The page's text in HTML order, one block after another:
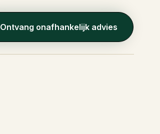
Ontvang onafhankelijk advies